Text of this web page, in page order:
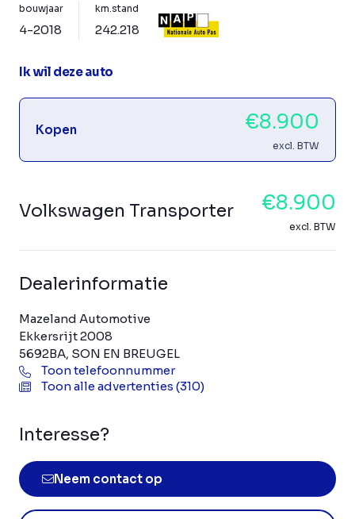
bouwjaar
4-2018
km.stand
242.218
Ik wil deze auto
Kopen €8.900
excl. BTW
Volkswagen Transporter €8.900
excl. BTW
Dealerinformatie
Mazeland Automotive
Ekkersrijt 2008
5692BA, SON EN BREUGEL
Toon telefoonnummer
Toon alle advertenties (310)
Interesse?
Neem contact op